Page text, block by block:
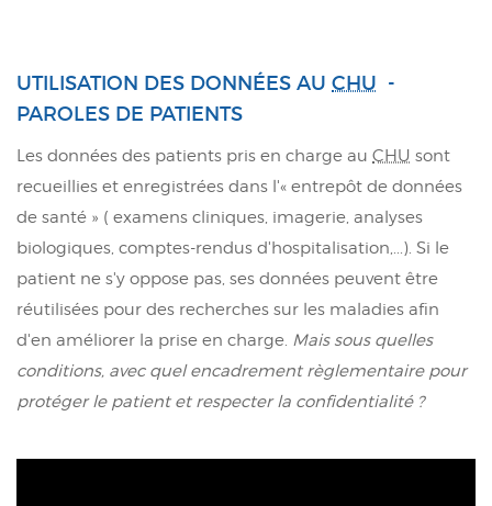
UTILISATION DES DONNÉES AU CHU -
PAROLES DE PATIENTS
Les données des patients pris en charge au CHU sont
recueillies et enregistrées dans l'« entrepôt de données
de santé » ( examens cliniques, imagerie, analyses
biologiques, comptes-rendus d'hospitalisation,...). Si le
patient ne s'y oppose pas, ses données peuvent être
réutilisées pour des recherches sur les maladies afin
d'en améliorer la prise en charge. Mais sous quelles
conditions, avec quel encadrement règlementaire pour
protéger le patient et respecter la confidentialité ?